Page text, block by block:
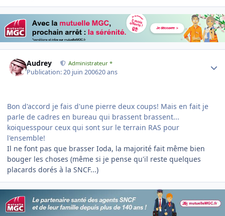
Audrey Administrateur *
Publication:20 juin 200620 ans
Bon d'accord je fais d'une pierre deux coups! Mais en fait je
parle de cadres en bureau qui brassent brassent...
koiquesspour ceux qui sont sur le terrain RAS pour
l'ensemble!
Il ne font pas que brasser Ioda, la majorité fait même bien
bouger les choses (même si je pense qu'il reste quelques
placards dorés à la SNCF...)